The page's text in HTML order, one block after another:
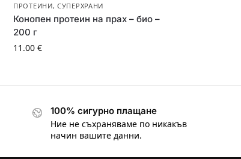
ПРОТЕИНИ,СУПЕРХРАНИ
Конопен протеин на прах – био –
200 г
11.00€
100% сигурно плащане
Ние не съхраняваме по никакъв
начин вашите данни.